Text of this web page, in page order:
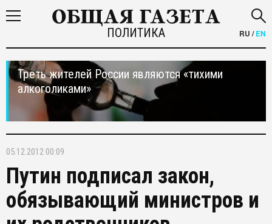
ПОЛИТИКА RU /EN
Треть жителей России являются «тихими
алкоголиками»
05.12.2012 00:09
Путин подписал закон,
обязывающий министров и